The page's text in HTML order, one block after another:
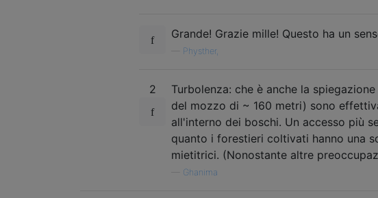
Grande! Grazie mille! Questo ha un
Physther,
2
Turbolenza: che è anche la
del mozzo di ~ 160 metri) sono
all'interno dei boschi. Un accesso più
quanto i forestieri coltivati ​​hanno una
mietitrici. (Nonostante altre
Ghanima